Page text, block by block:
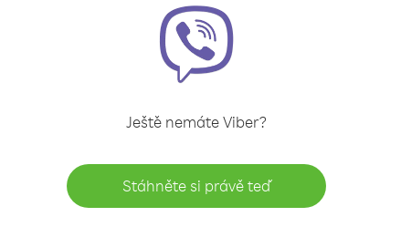
Ještě nemáte Viber?
Stáhněte si právě teď